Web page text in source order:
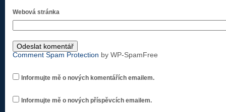
Webová stránka
Comment Spam Protection by WP-SpamFree
Informujte mě o nových komentářích emailem.
Informujte mě o nových příspěvcích emailem.